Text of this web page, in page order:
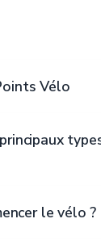
Vélo
le vélo ?